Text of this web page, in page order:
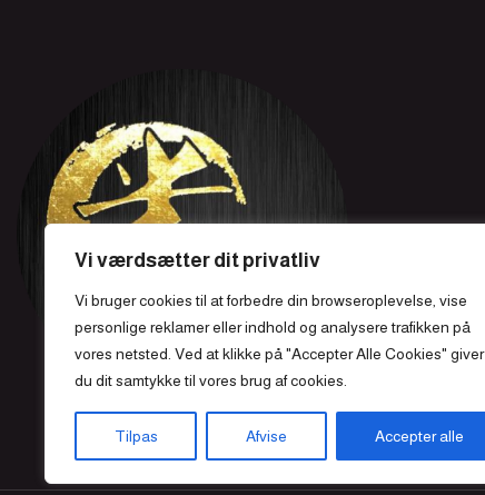
Vi værdsætter dit privatliv
Vi bruger cookies til at forbedre din browseroplevelse, vise
personlige reklamer eller indhold og analysere trafikken på
vores netsted. Ved at klikke på "Accepter Alle Cookies" giver
du dit samtykke til vores brug af cookies.
Tilpas Afvise Accepter alle